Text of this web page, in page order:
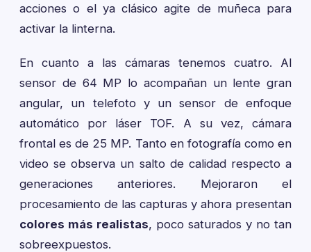
acciones o el ya clásico agite de muñeca para
activar la linterna.
En cuanto a las cámaras tenemos cuatro. Al
sensor de 64 MP lo acompañan un lente gran
angular, un telefoto y un sensor de enfoque
automático por láser TOF. A su vez, cámara
frontal es de 25 MP. Tanto en fotografía como en
video se observa un salto de calidad respecto a
generaciones anteriores. Mejoraron el
procesamiento de las capturas y ahora presentan
colores más realistas, poco saturados y no tan
sobreexpuestos.